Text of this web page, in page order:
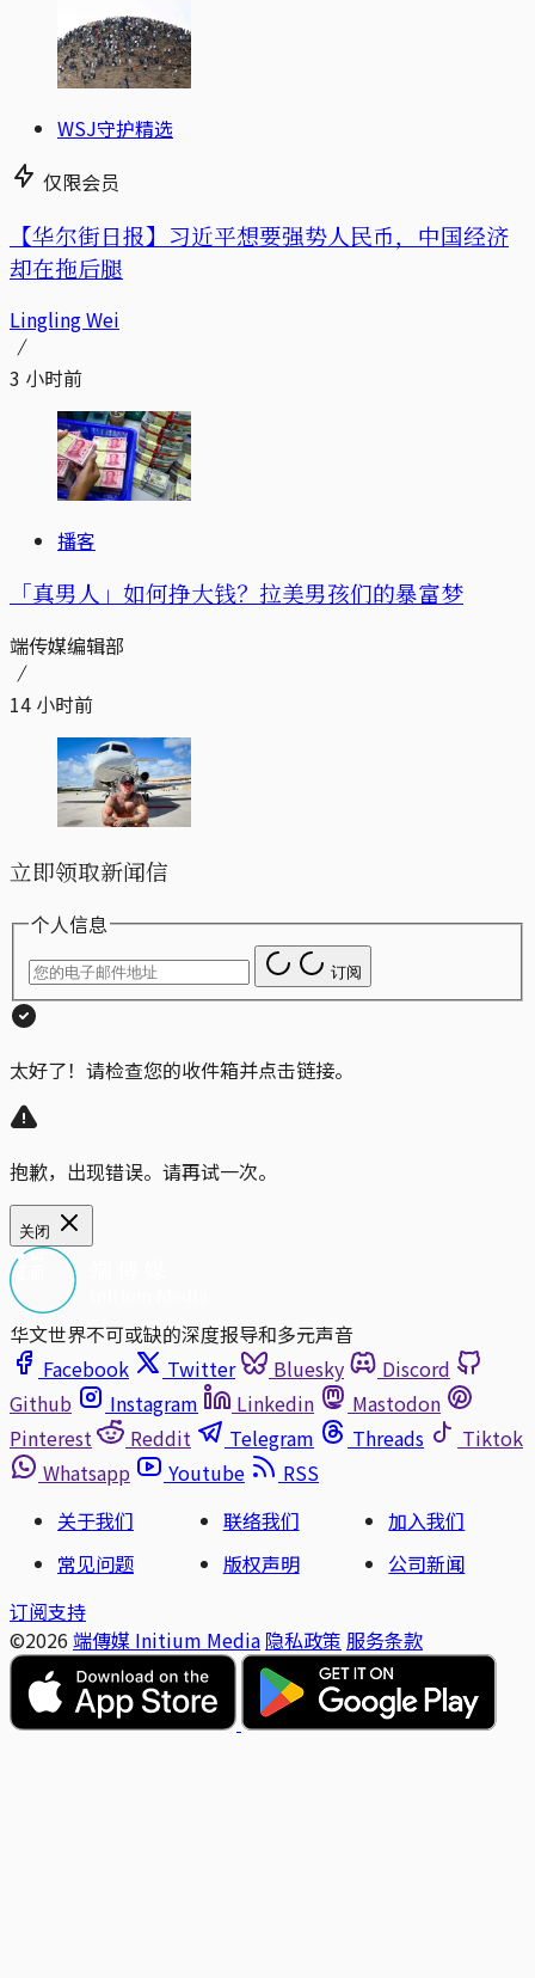
WSJ守护精选
仅限会员
【华尔街日报】习近平想要强势人民币，中国经济
却在拖后腿
Lingling Wei
3 小时前
播客
「真男人」如何挣大钱？拉美男孩们的暴富梦
端传媒编辑部
14 小时前
立即领取新闻信
个人信息
订阅
太好了！请检查您的收件箱并点击链接。
抱歉，出现错误。请再试一次。
关闭
华文世界不可或缺的深度报导和多元声音
Facebook
Twitter Bluesky
Discord
Github
Instagram Linkedin
Mastodon
Pinterest
Reddit Telegram Threads
Tiktok
Whatsapp
Youtube
RSS
关于我们
联络我们
加入我们
常见问题
版权声明
公司新闻
订阅支持
©2026 端傳媒 Initium Media 隐私政策 服务条款